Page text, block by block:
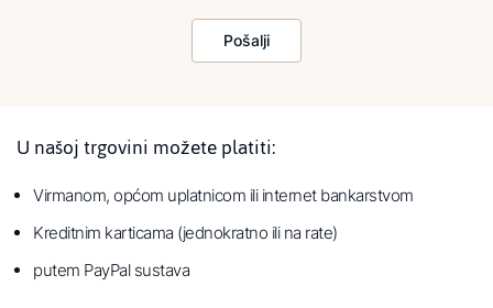
Pošalji
U našoj trgovini možete platiti:
Virmanom, općom uplatnicom ili internet bankarstvom
Kreditnim karticama (jednokratno ili na rate)
putem PayPal sustava